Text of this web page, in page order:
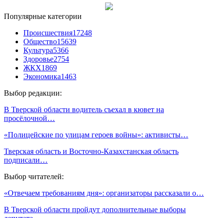
Популярные категории
Происшествия17248
Общество15639
Культура5366
Здоровье2754
ЖКХ1869
Экономика1463
Выбор редакции:
В Тверской области водитель съехал в кювет на
просёлочной…
«Полицейские по улицам героев войны»: активисты…
Тверская область и Восточно-Казахстанская область
подписали…
Выбор читателей:
«Отвечаем требованиям дня»: организаторы рассказали о…
В Тверской области пройдут дополнительные выборы